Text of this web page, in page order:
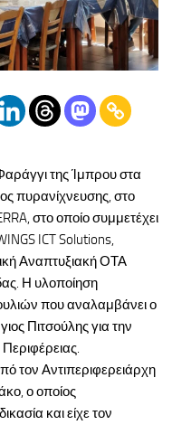
της Ίμπρου στα
πυρανίχνευσης, στο
στο οποίο συμμετέχει
ICT Solutions,
Αναπτυξιακή ΟΤΑ
Η υλοποίηση
που αναλαμβάνει ο
Πιτσούλης για την
τον Αντιπεριφερειάρχη
ο οποίος
και είχε τον